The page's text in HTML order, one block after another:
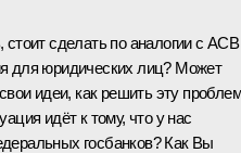
сделать по аналогии с АСВ
для юридических лиц? Может
идеи, как решить эту
идёт к тому, что у нас
госбанков? Как Вы